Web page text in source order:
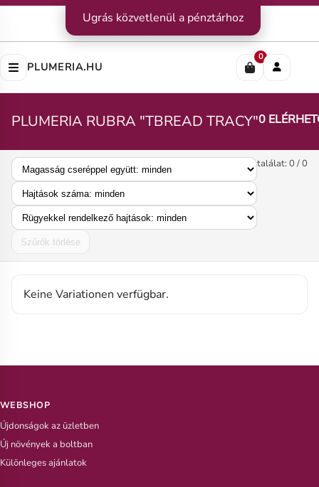
Kapcsolat|Szállítás|Fizetési módok
Impresszum
PLUMERIA.HU
0
PLUMERIA RUBRA "TBREAD TRACY"0
Szűrők törlése
találat: 0 / 0
Keine Variationen verfügbar.
WEBSHOP
Újdonságok az üzletben
Új növények a boltban
Különleges ajánlatok
Ugrás közvetlenül a pénztárhoz